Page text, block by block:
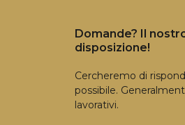
Domande? Il
disposizione!
Cercheremo di
possibile.
lavorativi.